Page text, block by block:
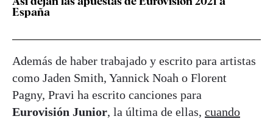
España
Además de haber trabajado y escrito para artistas
como Jaden Smith, Yannick Noah o Florent
Pagny, Pravi ha escrito canciones para
Eurovisión Junior, la última de ellas, cuando